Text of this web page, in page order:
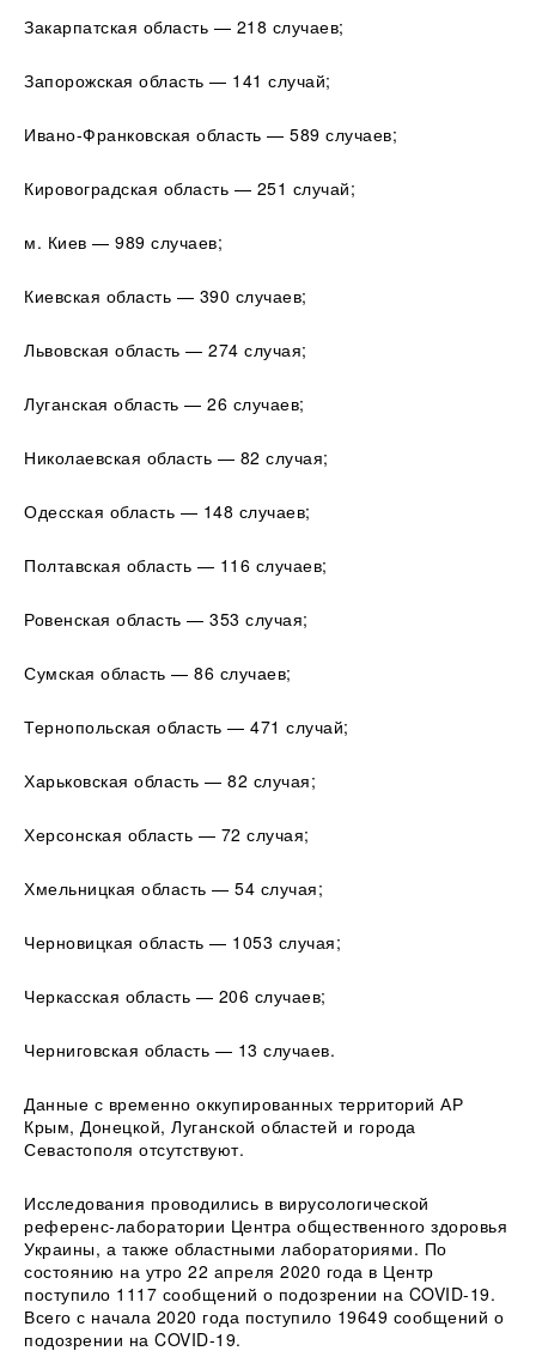
Закарпатская область — 218 случаев;
Запорожская область — 141 случай;
Ивано-Франковская область — 589 случаев;
Кировоградская область — 251 случай;
м. Киев — 989 случаев;
Киевская область — 390 случаев;
Львовская область — 274 случая;
Луганская область — 26 случаев;
Николаевская область — 82 случая;
Одесская область — 148 случаев;
Полтавская область — 116 случаев;
Ровенская область — 353 случая;
Сумская область — 86 случаев;
Тернопольская область — 471 случай;
Харьковская область — 82 случая;
Херсонская область — 72 случая;
Хмельницкая область — 54 случая;
Черновицкая область — 1053 случая;
Черкасская область — 206 случаев;
Черниговская область — 13 случаев.
Данные с временно оккупированных территорий АР
Крым, Донецкой, Луганской областей и города
Севастополя отсутствуют.
Исследования проводились в вирусологической
референс-лаборатории Центра общественного здоровья
Украины, а также областными лабораториями. По
состоянию на утро 22 апреля 2020 года в Центр
поступило 1117 сообщений о подозрении на COVID-19.
Всего с начала 2020 года поступило 19649 сообщений о
подозрении на COVID-19.